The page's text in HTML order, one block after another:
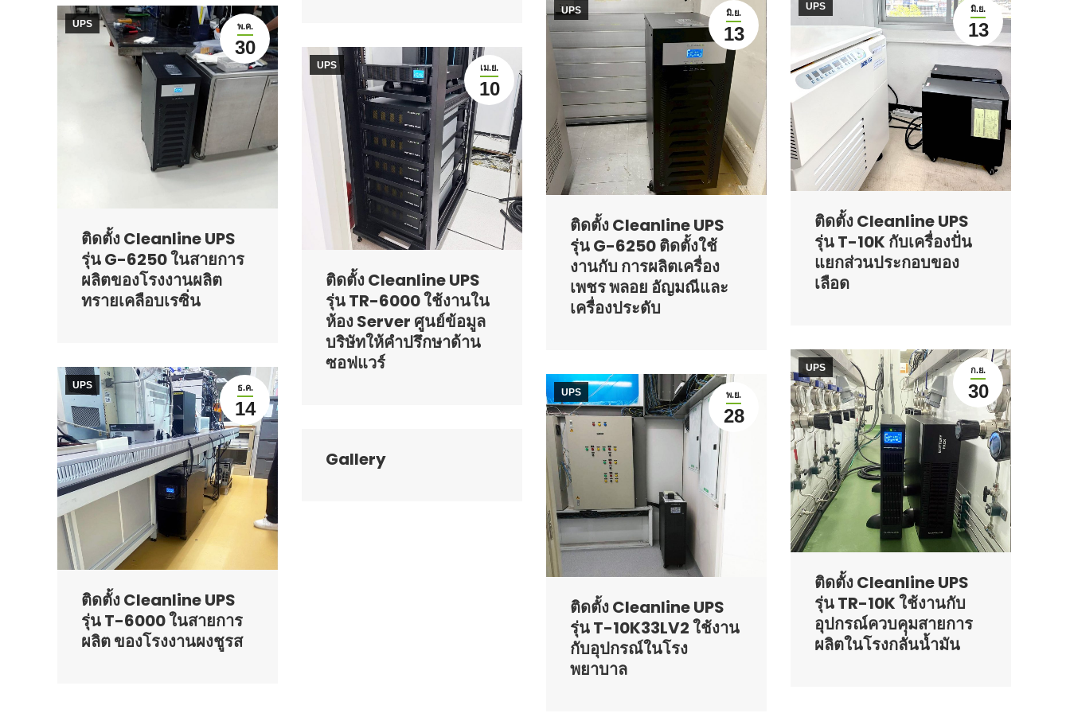
มิ.ย.
13
UPS
ติดตั้ง Cleanline UPS
รุ่น T-10K กับเครื่องปั่น
แยกส่วนประกอบของ
เลือด
มิ.ย.
13
UPS
ติดตั้ง Cleanline UPS
รุ่น G-6250 ติดตั้งใช้
งานกับ การผลิตเครื่อง
เพชร พลอย อัญมณีและ
เครื่องประดับ
พ.ค.
30
UPS
ติดตั้ง Cleanline UPS
รุ่น G-6250 ในสายการ
ผลิตของโรงงานผลิต
ทรายเคลือบเรซิ่น
เม.ย.
10
UPS
ติดตั้ง Cleanline UPS
รุ่น TR-6000 ใช้งานใน
ห้อง Server ศูนย์ข้อมูล
บริษัทให้คำปรึกษาด้าน
ซอฟแวร์
ก.ย.
30
UPS
ติดตั้ง Cleanline UPS
รุ่น TR-10K ใช้งานกับ
อุปกรณ์ควบคุมสายการ
ผลิตในโรงกลั่นน้ำมัน
ธ.ค.
14
UPS
ติดตั้ง Cleanline UPS
รุ่น T-6000 ในสายการ
ผลิต ของโรงงานผงชูรส
พ.ย.
28
UPS
ติดตั้ง Cleanline UPS
รุ่น T-10K33LV2 ใช้งาน
กับอุปกรณ์ในโรง
พยาบาล
Gallery